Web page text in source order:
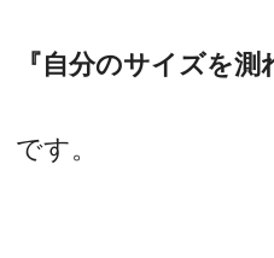
『自分のサイズを測
です。